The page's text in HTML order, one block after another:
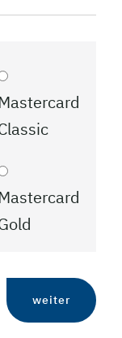
weiter